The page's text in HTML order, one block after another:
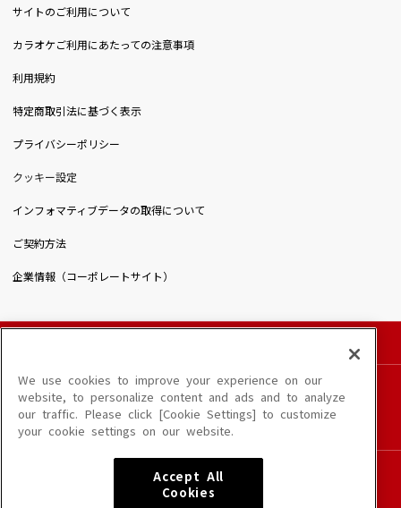
サイトのご利用について
カラオケご利用にあたっての注意事項
利用規約
特定商取引法に基づく表示
プライバシーポリシー
クッキー設定
インフォマティブデータの取得について
ご契約方法
企業情報（コーポレートサイト）
このサイトに掲載されている一切の文章・画像・写真・動画・音声等を、手段や形態を
問わず、著作権法の定める範囲を超えて無断で複製、転載、ファイル化などすることを
禁じます。
楽曲によりMYリスト保存ができない場合があります。
6602250213Y31015 6602250112Y38026 6602250240Y31015
We use cookies to improve your experience on our
website, to personalize content and ads and to analyze
our traffic. Please click [Cookie Settings] to customize
your cookie settings on our website.
Accept All
Cookies